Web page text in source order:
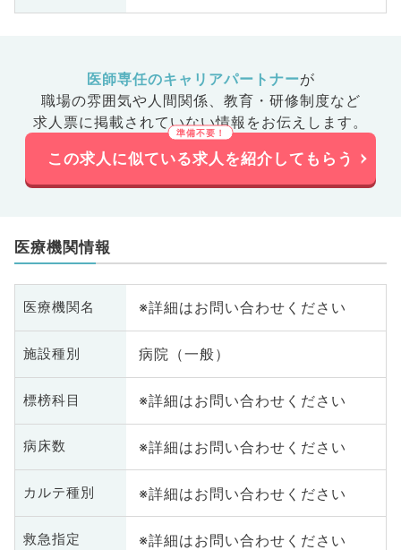
医師専任のキャリアパートナーが
職場の雰囲気や人間関係、 教育・研修制度など
求人票に掲載されていない情報をお伝えします。
この求人に似ている求人を紹介してもらう
医療機関情報
医療機関名 ※詳細はお問い合わせください
施設種別 病院（一般）
標榜科目 ※詳細はお問い合わせください
病床数 ※詳細はお問い合わせください
カルテ種別 ※詳細はお問い合わせください
救急指定 ※詳細はお問い合わせください